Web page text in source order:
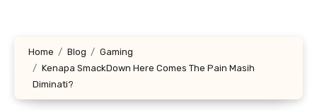
Home Blog
Gaming
Kenapa SmackDown Here Comes The Pain Masih
Diminati?